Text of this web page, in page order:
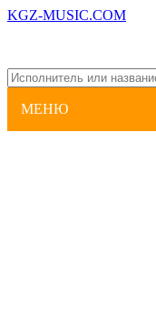
KGZ-MUSIC.COM
МЕНЮ